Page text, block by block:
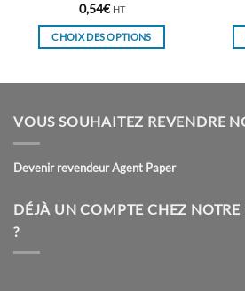
0,54€ HT
CHOIX DES OPTIONS
variations.
options
être
VOUS SOUHAITEZ REVENDRE
Devenir revendeur Agent Paper
DÉJÀ UN COMPTE CHEZ NOTRE
?